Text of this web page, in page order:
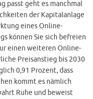
passt geht es manchmal
der Kapitalanlage
eines Online-
können Sie sich befreien
einen weiteren Online-
Preisanstieg bis 2030
0,91 Prozent, dass
kommt es nämlich
Ruhe und beweist